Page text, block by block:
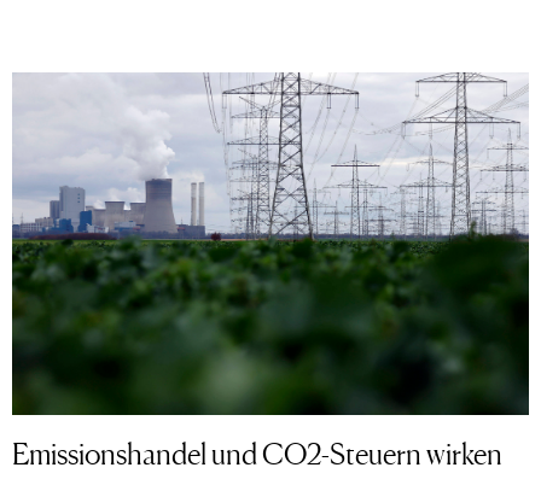
Emissionshandel und CO2-Steuern wirken